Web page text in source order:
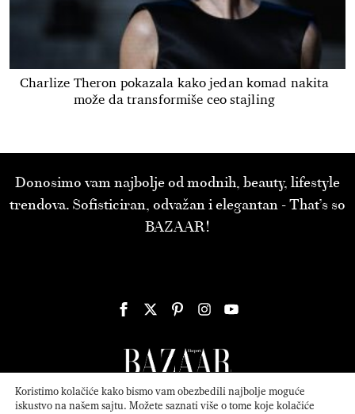
Charlize Theron pokazala kako jedan komad nakita
može da transformiše ceo stajling
Donosimo vam najbolje od modnih, beauty, lifestyle
trendova. Sofisticiran, odvažan i elegantan - That’s so
BAZAAR!
Koristimo kolačiće kako bismo vam obezbedili najbolje moguće
iskustvo na našem sajtu. Možete saznati više o tome koje kolačiće